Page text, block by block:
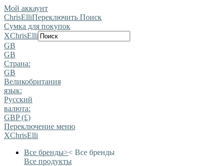
Мой аккаунт
ChrisElliПереключить Поиск
Сумка для покупок
XChrisElli
GB
GB
Страна:
GB
Великобритания
язык:
Pусский
валюта:
GBP (£)
Переключение меню
XChrisElli
Все бренды>< Все бренды
Все продукты